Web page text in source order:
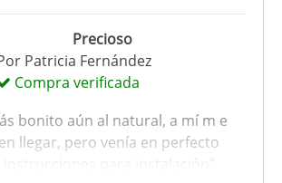
Precioso
Patricia Fernández
Compra verificada
bonito aún al natural, a mí m e
llegar, pero venía en perfecto
instrucciones para instalación"